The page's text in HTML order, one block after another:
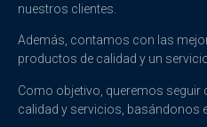
nuestros clientes.
Además, contamos con las
productos de calidad y un
Como objetivo, queremos seguir
calidad y servicios, basándonos